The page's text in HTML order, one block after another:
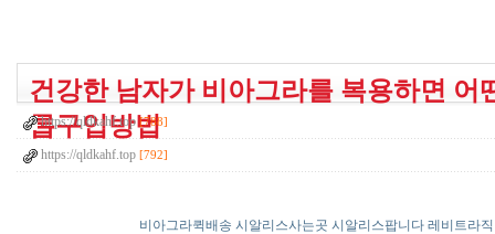
건강한 남자가 비아그라를 복용하면
롭구입방법
https://qldkahf.top [788]
https://qldkahf.top [792]
비아그라퀵배송 시알리스사는곳 시알리스팝니다 레비트라